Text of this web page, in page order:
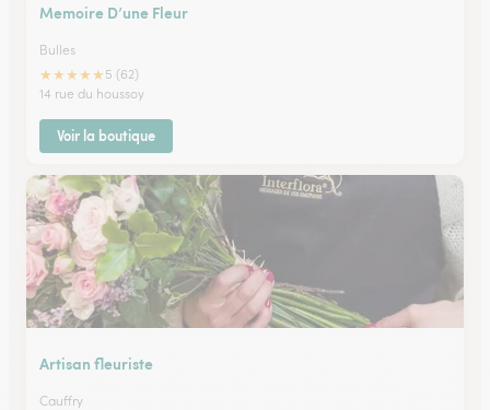
Memoire D’une Fleur
Bulles
★★★★★ 5 (62)
14 rue du houssoy
Voir la boutique
Artisan fleuriste
Cauffry